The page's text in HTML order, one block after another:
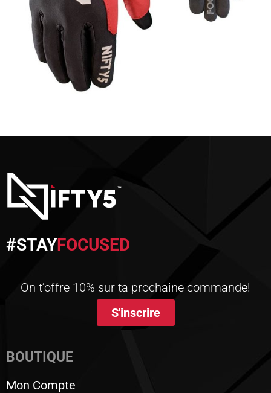
#STAYFOCUSED
On t’offre 10% sur ta prochaine commande!
S'inscrire
BOUTIQUE
Mon Compte